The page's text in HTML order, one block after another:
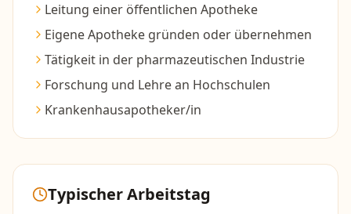
Leitung einer öffentlichen Apotheke
Eigene Apotheke gründen oder übernehmen
Tätigkeit in der pharmazeutischen Industrie
Forschung und Lehre an Hochschulen
Krankenhausapotheker/in
Typischer Arbeitstag